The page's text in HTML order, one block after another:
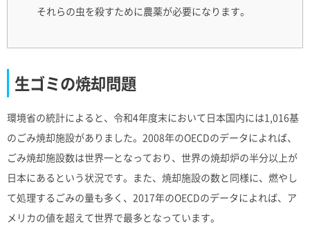
それらの虫を殺すために農薬が必要になります。
生ゴミの焼却問題
環境省の統計によると、令和4年度末において日本国内には1,016基
のごみ焼却施設がありました。2008年のOECDのデータによれば、
ごみ焼却施設数は世界一となっており、世界の焼却炉の半分以上が
日本にあるという状況です。また、焼却施設の数と同様に、燃やし
て処理するごみの量も多く、2017年のOECDのデータによれば、ア
メリカの値を超えて世界で最多となっています。